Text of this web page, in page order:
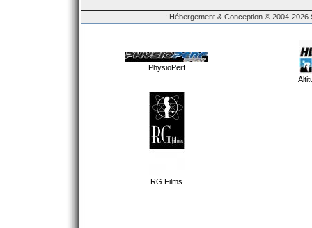
.: Hébergement & Conception © 2004-
PhysioPerf
RG Films